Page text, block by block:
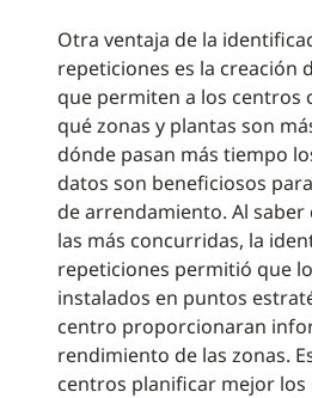
Otra ventaja de la
repeticiones es la creación
que permiten a los centros
qué zonas y plantas son
dónde pasan más tiempo
datos son beneficiosos
de arrendamiento. Al saber
las más concurridas, la
repeticiones permitió que
instalados en puntos
centro proporcionaran
rendimiento de las zonas.
centros planificar mejor los